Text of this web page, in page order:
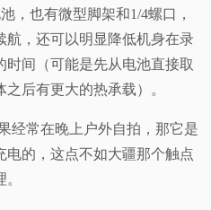
，也有微型脚架和1/4螺口，
航，还可以明显降低机身在录
间（可能是先从电池直接取
后有更大的热承载）。
经常在晚上户外自拍，那它是
电的，这点不如大疆那个触点